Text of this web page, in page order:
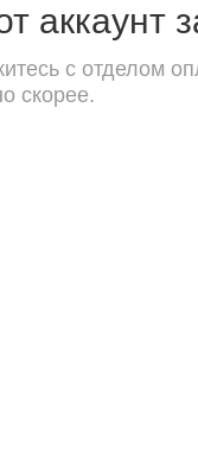
аккаунт
с отделом
скорее.